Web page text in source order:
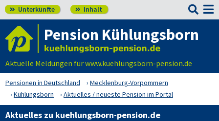
 Unterkünfte  Inhalt 
Pension Kühlungsborn
Aktuelle Meldungen für www.kuehlungsborn-pension.de
Pensionen in Deutschland
Mecklenburg-Vorpommern
Kühlungsborn
Aktuelles / neueste Pension im Portal
Aktuelles zu kuehlungsborn-pension.de